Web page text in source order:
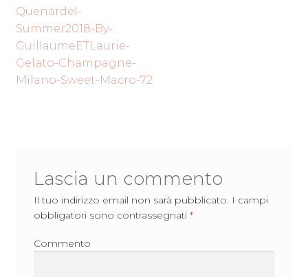
articoli
precedente:
Quenardel-
Summer2018-By-
GuillaumeETLaurie-
Gelato-Champagne-
Milano-Sweet-Macro-72
Lascia un commento
Il tuo indirizzo email non sarà pubblicato. I campi
obbligatori sono contrassegnati *
Commento